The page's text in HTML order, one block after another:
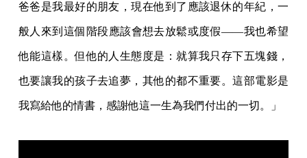
爸爸是我最好的朋友，現在他到了應該退休的年紀，一
般人來到這個階段應該會想去放鬆或度假——我也希望
他能這樣。但他的人生態度是：就算我只存下五塊錢，
也要讓我的孩子去追夢，其他的都不重要。這部電影是
我寫給他的情書，感謝他這一生為我們付出的一切。」